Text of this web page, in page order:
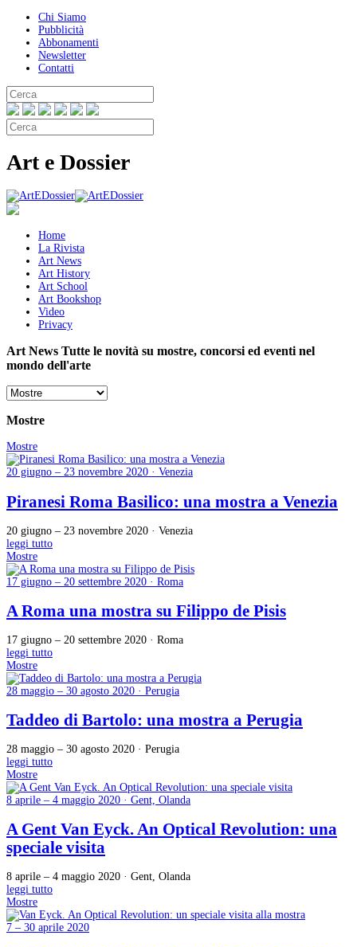
Chi Siamo
Pubblicità
Abbonamenti
Newsletter
Contatti
Art e Dossier
Home
La Rivista
Art News
Art History
Art School
Art Bookshop
Video
Privacy
Art News Tutte le novità su mostre, concorsi ed eventi nel
mondo dell'arte
Mostre
Mostre
20 giugno – 23 novembre 2020 · Venezia
Piranesi Roma Basilico: una mostra a Venezia
20 giugno – 23 novembre 2020 · Venezia
leggi tutto
Mostre
17 giugno – 20 settembre 2020 · Roma
A Roma una mostra su Filippo de Pisis
17 giugno – 20 settembre 2020 · Roma
leggi tutto
Mostre
28 maggio – 30 agosto 2020 · Perugia
Taddeo di Bartolo: una mostra a Perugia
28 maggio – 30 agosto 2020 · Perugia
leggi tutto
Mostre
8 aprile – 4 maggio 2020 · Gent, Olanda
A Gent Van Eyck. An Optical Revolution: una
speciale visita
8 aprile – 4 maggio 2020 · Gent, Olanda
leggi tutto
Mostre
7 – 30 aprile 2020